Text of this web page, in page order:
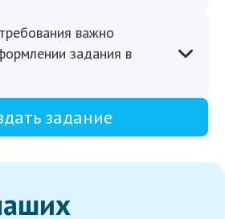
важно
задания в
задание